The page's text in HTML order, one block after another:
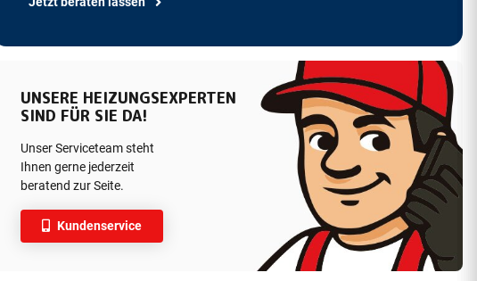
UNSERE HEIZUNGSEXPERTEN
SIND FÜR SIE DA!
Unser Serviceteam steht
Ihnen gerne jederzeit
beratend zur Seite.
Kundenservice